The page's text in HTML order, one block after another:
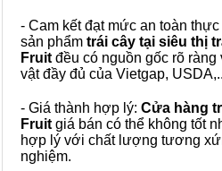
- Cam kết đạt mức an toàn
sản phẩm trái cây tại siêu thị
Fruit đều có nguồn gốc rõ
vật đầy đủ của Vietgap,
- Giá thành hợp lý: Cửa hàng
Fruit giá bán có thể không tốt
hợp lý với chất lượng tương
nghiệm.